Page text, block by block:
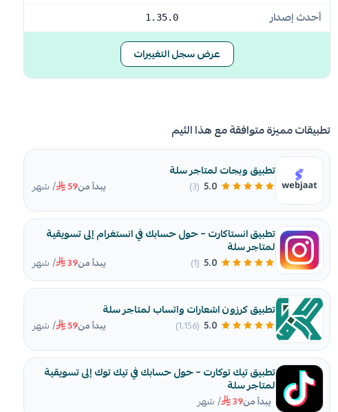
أحدث إصدار
1.35.0
عرض سجل التغييرات
تطبيقات مميزة متوافقة مع هذا الثيم
تطبيق وبجات لمتاجر سلة
5.0
(3) يبدأ من59 / شهر
تطبيق انستاكارت – حول حسابك في انستغرام إلى تسويقية
لمتاجر سلة
5.0
(1) يبدأ من39 / شهر
تطبيق كرزون اشعارات واتساب لمتاجر سلة
5.0 (1٬156) يبدأ من59 / شهر
تطبيق تيك توكارت – حول حسابك في تيك توك إلى تسويقية
لمتاجر سلة
يبدأ من39 / شهر